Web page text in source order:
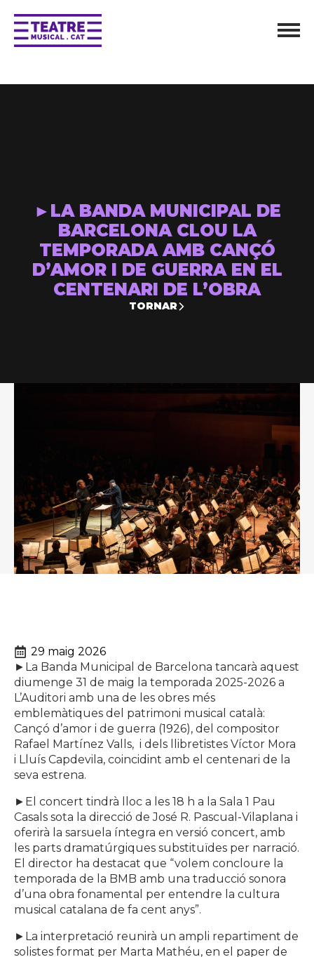
►LA BANDA MUNICIPAL DE
BARCELONA CLOU LA
TEMPORADA AMB CANÇÓ
D’AMOR I DE GUERRA EN EL
CENTENARI DE L’OBRA
TORNAR
29 maig 2026
►La Banda Municipal de Barcelona tancarà aquest
diumenge 31 de maig la temporada 2025-2026 a
L’Auditori amb una de les obres més
emblemàtiques del patrimoni musical català:
Cançó d’amor i de guerra (1926), del compositor
Rafael Martínez Valls, i dels llibretistes Víctor Mora
i Lluís Capdevila, coincidint amb el centenari de la
seva estrena.
►El concert tindrà lloc a les 18 h a la Sala 1 Pau
Casals sota la direcció de José R. Pascual-Vilaplana i
oferirà la sarsuela íntegra en versió concert, amb
les parts dramatúrgiques substituïdes per narració.
El director ha destacat que “volem concloure la
temporada de la BMB amb una traducció sonora
d’una obra fonamental per entendre la cultura
musical catalana de fa cent anys”.
►La interpretació reunirà un ampli repartiment de
solistes format per Marta Mathéu, en el paper de